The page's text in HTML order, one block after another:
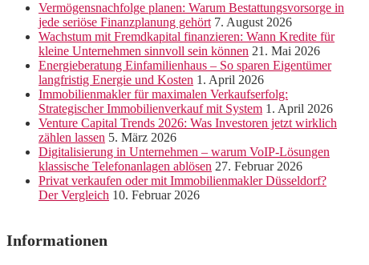
Vermögensnachfolge planen: Warum Bestattungsvorsorge in
jede seriöse Finanzplanung gehört 7. August 2026
Wachstum mit Fremdkapital finanzieren: Wann Kredite für
kleine Unternehmen sinnvoll sein können 21. Mai 2026
Energieberatung Einfamilienhaus – So sparen Eigentümer
langfristig Energie und Kosten 1. April 2026
Immobilienmakler für maximalen Verkaufserfolg:
Strategischer Immobilienverkauf mit System 1. April 2026
Venture Capital Trends 2026: Was Investoren jetzt wirklich
zählen lassen 5. März 2026
Digitalisierung in Unternehmen – warum VoIP-Lösungen
klassische Telefonanlagen ablösen 27. Februar 2026
Privat verkaufen oder mit Immobilienmakler Düsseldorf?
Der Vergleich 10. Februar 2026
Informationen